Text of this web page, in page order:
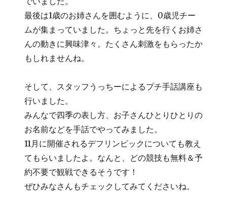
最後は1歳のお姉さんを囲むように、0歳児チー
ムが集まっていました。ちょっと先を行くお姉さ
んの動きに興味津々。たくさん刺激をもらったか
もしれませんね。
そして、スタッフうっちーによるプチ手話講座も
行いました。
みんなで四季の表し方、お子さんひとりひとりの
お名前などを手話でやってみました。
11月に開催されるデフリンピックについても教え
てもらいましたよ。なんと、どの競技も無料＆予
約不要で観戦できるそうです！
ぜひみなさんもチェックしてみてくださいね。